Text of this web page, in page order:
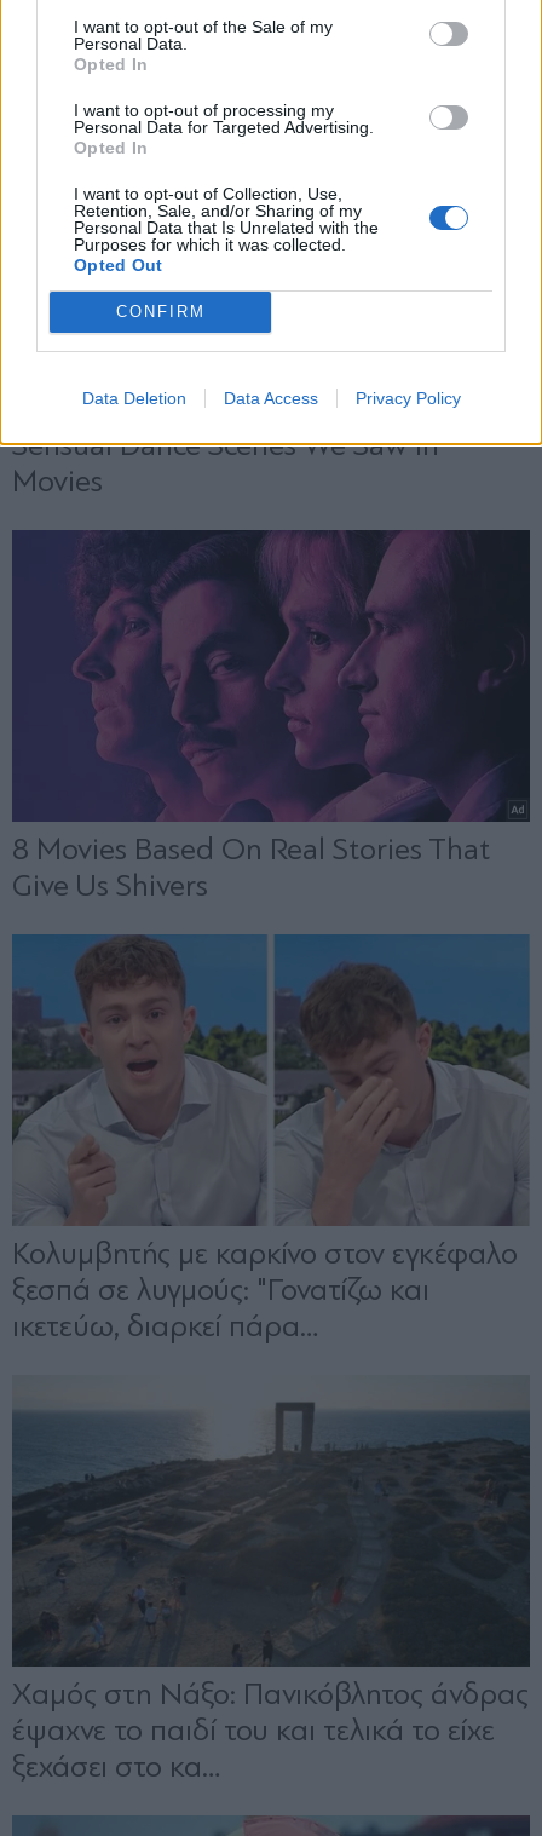
I want to opt-out of the Sale of my
Personal Data.
Opted In
I want to opt-out of processing my
Personal Data for Targeted Advertising.
Opted In
I want to opt-out of Collection, Use,
Retention, Sale, and/or Sharing of my
Personal Data that Is Unrelated with the
Purposes for which it was collected.
Opted Out
CONFIRM
Data Deletion Data Access Privacy Policy
και την πολιτική απορρήτου
X